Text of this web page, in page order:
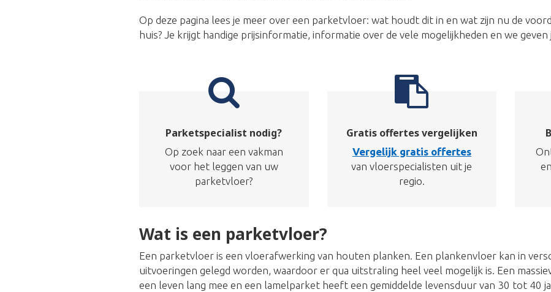
Op deze pagina lees je meer over een parketvloer: wat houdt dit in en wat zijn nu de
huis? Je krijgt handige prijsinformatie, informatie over de vele mogelijkheden en we
Parketspecialist nodig?
Op zoek naar een vakman
voor het leggen van uw
parketvloer?
Gratis offertes vergelijken
Vergelijk gratis offertes
van vloerspecialisten uit je
regio.
Wat is een parketvloer?
Een parketvloer is een vloerafwerking van houten planken. Een plankenvloer kan in
uitvoeringen gelegd worden, waardoor er qua uitstraling heel veel mogelijk is. Een
een leven lang mee en een lamelparket heeft een gemiddelde levensduur van 30 tot 40